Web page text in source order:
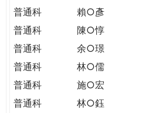
民。
WAGOR
TODAY
THE
WORLD
TOMORROW
普通科
賴○彥
普通科
陳○惇
普通科
余○璟
普通科
林○儒
普通科
施○宏
普通科
林○鈺